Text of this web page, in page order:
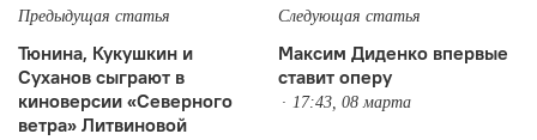
Предыдущая статья
Тюнина, Кукушкин и
Суханов сыграют в
киноверсии «Северного
ветра» Литвиновой
Следующая статья
Максим Диденко впервые
ставит оперу
17:43, 08 марта